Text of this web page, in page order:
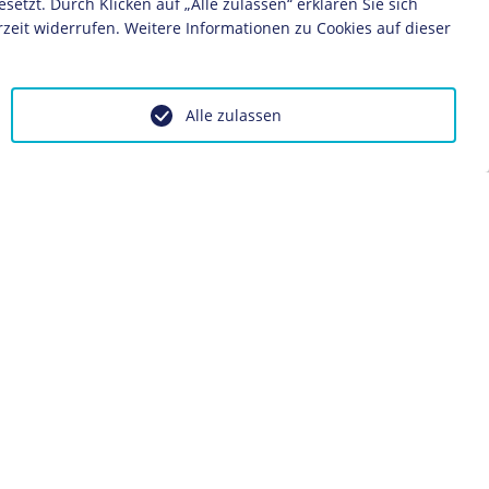
Deutsches
widerrufen. Weitere Informationen zu Cookies auf dieser
Alle zulassen